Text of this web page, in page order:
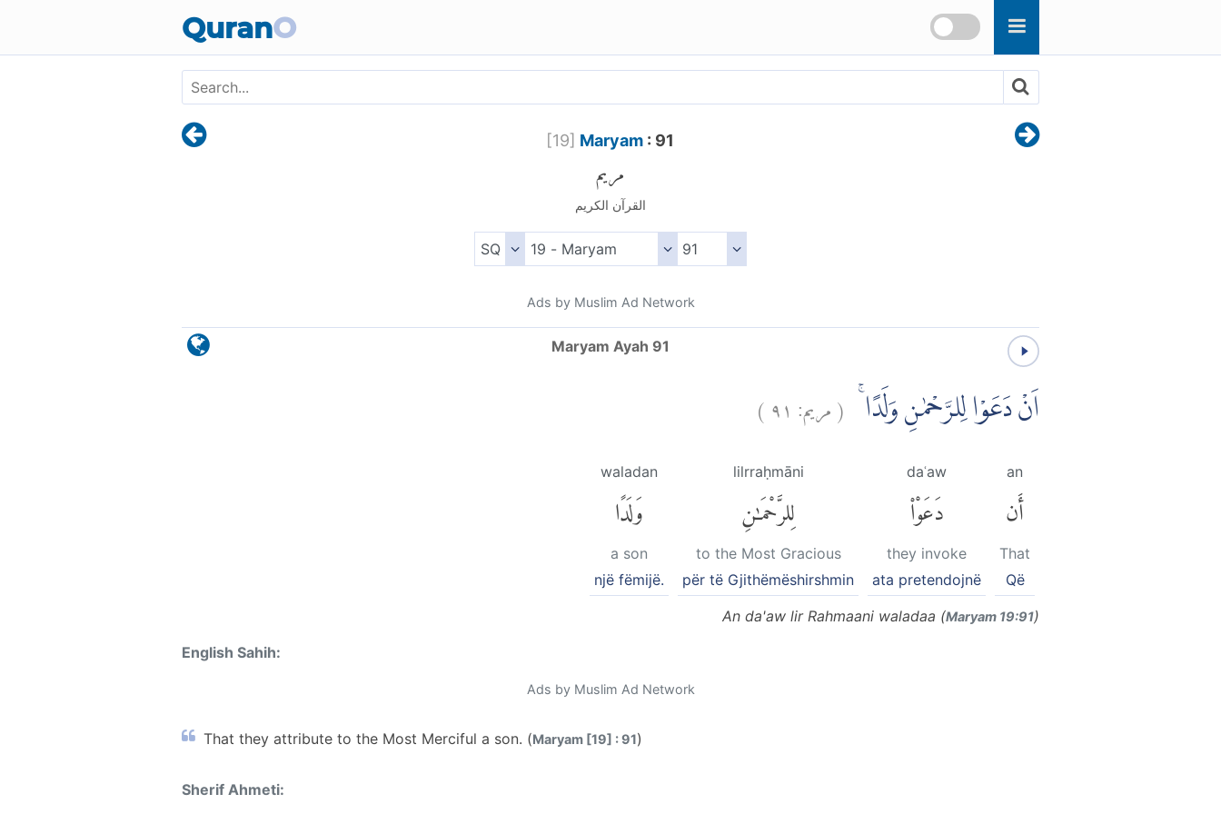
QuranO
[19] Maryam : 91
مريم
القرآن الكريم
Ads by Muslim Ad Network
Maryam Ayah 91
اَنْ دَعَوْا لِلرَّحْمٰنِ وَلَدًا ۚ (مريم: ٩١)
an
أَن
That
Që
daʿaw
دَعَوْا۟
they invoke
ata pretendojnë
lilrraḥmāni
لِلرَّحْمَٰنِ
to the Most Gracious
për të Gjithëmëshirshmin
waladan
وَلَدًا
a son
një fëmijë.
An da'aw lir Rahmaani waladaa (Maryam 19:91)
English Sahih:
Ads by Muslim Ad Network
That they attribute to the Most Merciful a son. (Maryam [19] : 91)
Sherif Ahmeti: